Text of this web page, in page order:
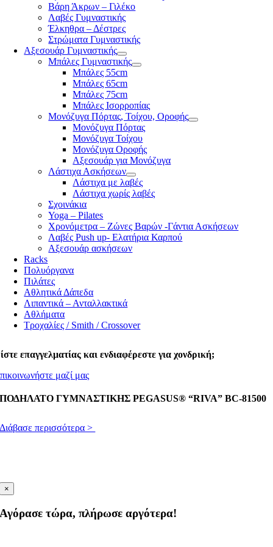
Βάρη Άκρων – Γιλέκο
Λαβές Γυμναστικής
Έλκηθρα – Δέστρες
Στρώματα Γυμναστικής
Αξεσουάρ Γυμναστικής
Μπάλες Γυμναστικής
Μπάλες 55cm
Μπάλες 65cm
Μπάλες 75cm
Μπάλες Ισορροπίας
Μονόζυγα Πόρτας, Τοίχου, Οροφής
Μονόζυγα Πόρτας
Μονόζυγα Τοίχου
Μονόζυγα Οροφής
Αξεσουάρ για Μονόζυγα
Λάστιχα Ασκήσεων
Λάστιχα με λαβές
Λάστιχα χωρίς λαβές
Σχοινάκια
Yoga – Pilates
Χρονόμετρα – Ζώνες Βαρών -Γάντια Ασκήσεων
Λαβές Push up- Ελατήρια Καρπού
Αξεσουάρ ασκήσεων
Racks
Πολυόργανα
Πιλάτες
Αθλητικά Δάπεδα
Λιπαντικά – Ανταλλακτικά
Αθλήματα
Τροχαλίες / Smith / Crossover
επαγγελματίας και ενδιαφέρεστε για χονδρική;
μαζί μας
ΠΟΔΗΛΑΤΟ ΓΥΜΝΑΣΤΙΚΗΣ PEGASUS® “RIVA” BC‑81500
Διάβασε περισσότερα >
×
Αγόρασε τώρα, πλήρωσε αργότερα!